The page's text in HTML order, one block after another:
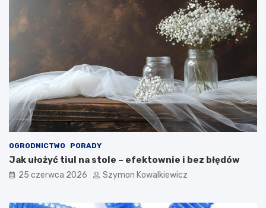
OGRODNICTWO PORADY
Jak ułożyć tiul na stole – efektownie i bez błędów
25 czerwca 2026 Szymon Kowalkiewicz